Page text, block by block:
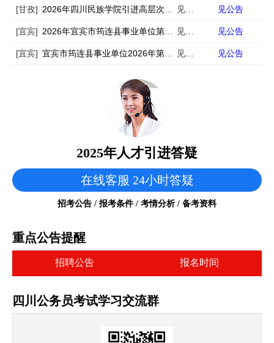
[甘孜] 2026年四川民族学院引进高层次人才70名公告 见公告 见公告
[宜宾] 2026年宜宾市筠连县事业单位第一次引进高层次人才50名公告 见公告 见公告
[宜宾] 宜宾市筠连县事业单位2026年第一次引进高层次人才公告 见公告 见公告
2025年人才引进答疑
在线客服 24小时答疑
招考公告 / 报考条件 / 考情分析 / 备考资料
重点公告提醒
招聘公告 报名时间
四川公务员考试学习交流群